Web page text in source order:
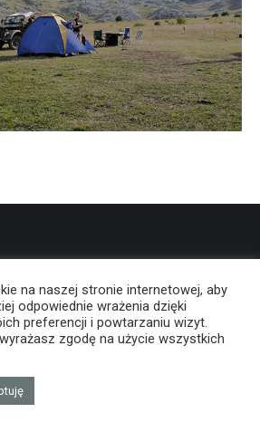
na naszej stronie internetowej, aby
odpowiednie wrażenia dzięki
preferencji i powtarzaniu wizyt.
zgodę na użycie wszystkich